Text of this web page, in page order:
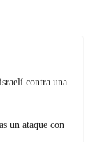
contra una
un ataque con